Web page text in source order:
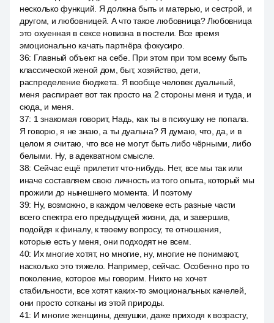
несколько функций. Я должна быть и матерью, и сестрой, и
другом, и любовницей. А что такое любовница? Любовница
это охуенная в сексе новизна в постели. Все время
эмоционально качать партнёра фокусиро.
36: Главный объект на себе. При этом при том всему быть
классической женой дом, быт, хозяйство, дети,
распределение бюджета. Я вообще человек дуальный,
меня распирает вот так просто на 2 стороны меня и туда, и
сюда, и меня.
37: 1 знакомая говорит, Надь, как ты в психушку не попала.
Я говорю, я не знаю, а ты дуальна? Я думаю, что, да, и в
целом я считаю, что все не могут быть либо чёрными, либо
белыми. Ну, в адекватном смысле.
38: Сейчас ещё прилетит что-нибудь. Нет, все мы так или
иначе составляем свою личность из того опыта, который мы
прожили до нынешнего момента. И поэтому
39: Ну, возможно, в каждом человеке есть разные части
всего спектра его предыдущей жизни, да, и завершив,
подойдя к финалу, к твоему вопросу, те отношения,
которые есть у меня, они подходят не всем.
40: Их многие хотят, но многие, ну, многие не понимают,
насколько это тяжело. Например, сейчас. Особенно про то
поколение, которое мы говорим. Никто не хочет
стабильности, все хотят каких-то эмоциональных качелей,
они просто сотканы из этой природы.
41: И многие женщины, девушки, даже приходя к возрасту,